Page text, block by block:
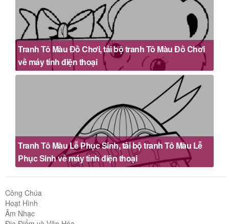
Tranh Tô Màu Đồ Chơi, tải bộ tranh Tô Màu Đồ Chơi
về máy tính điện thoại
Tranh Tô Màu Lễ Phục Sinh, tải bộ tranh Tô Màu Lễ
Phục Sinh về máy tính điện thoại
Công Chúa
Hoạt Hình
Âm Nhạc